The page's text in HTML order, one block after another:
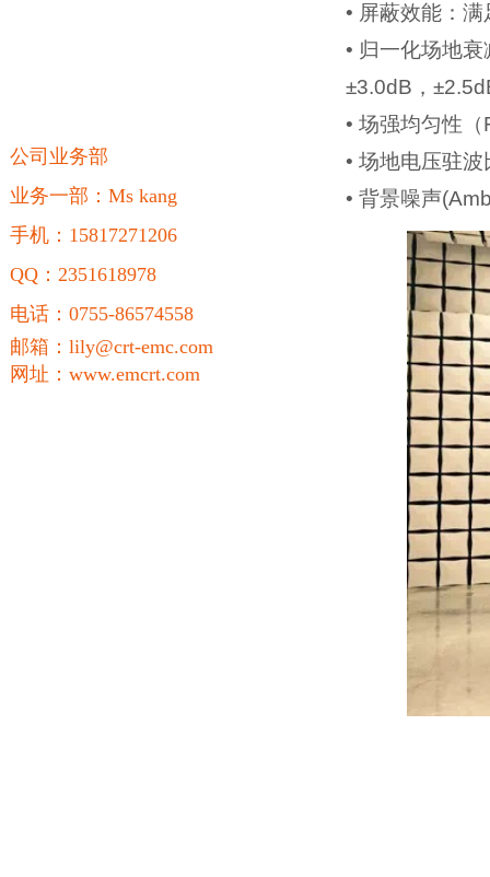
• 屏蔽效能：
• 归一化场地
±3.0dB，
• 场强均匀性
• 场地电压驻
• 背景噪声
公司业务部
业务一部：Ms kang
手机：15817271206
QQ：2351618978
电话：0755-86574558
邮箱：lily@crt-emc.com
网址： www.emcrt.com